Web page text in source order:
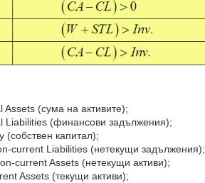
Assets (сума на активите);
Liabilities (финансови задължения);
(собствен капитал);
current Liabilities (нетекущи задължения);
current Assets (нетекущи активи);
Assets (текущи активи);